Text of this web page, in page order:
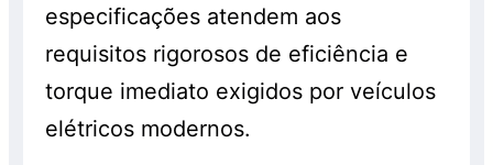
especificações atendem aos
requisitos rigorosos de eficiência e
torque imediato exigidos por veículos
elétricos modernos.